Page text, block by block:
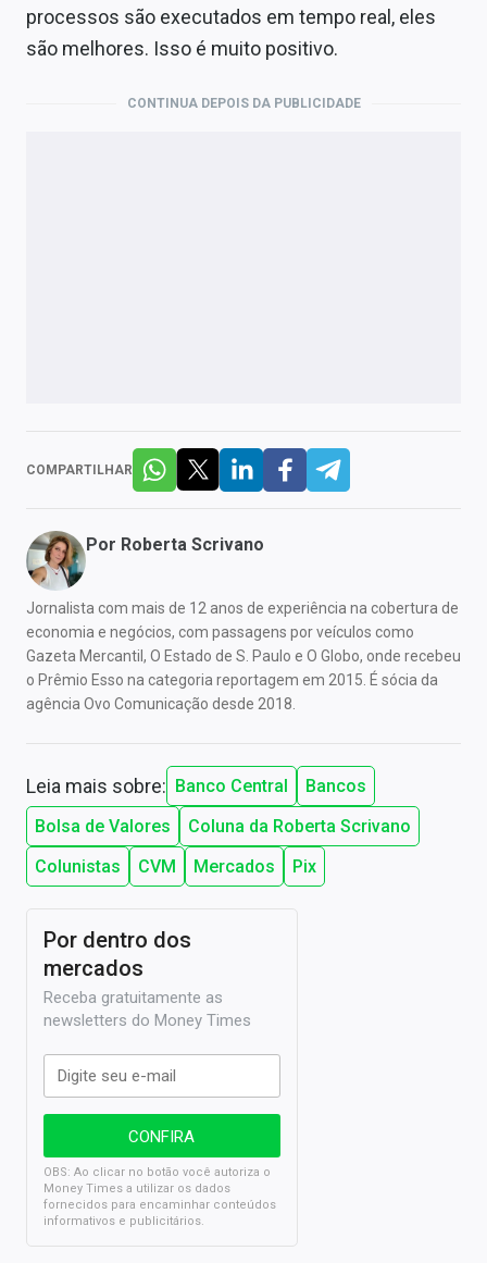
processos são executados em tempo real, eles
são melhores. Isso é muito positivo.
CONTINUA DEPOIS DA PUBLICIDADE
COMPARTILHAR
Por Roberta Scrivano
Jornalista com mais de 12 anos de experiência na cobertura de
economia e negócios, com passagens por veículos como
Gazeta Mercantil, O Estado de S. Paulo e O Globo, onde recebeu
o Prêmio Esso na categoria reportagem em 2015. É sócia da
agência Ovo Comunicação desde 2018.
Leia mais sobre: Banco Central
Bancos
Bolsa de Valores
Coluna da Roberta Scrivano
Colunistas
CVM Mercados Pix
Por dentro dos
mercados
Receba gratuitamente as
newsletters do Money Times
OBS: Ao clicar no botão você autoriza o
Money Times a utilizar os dados
fornecidos para encaminhar conteúdos
informativos e publicitários.